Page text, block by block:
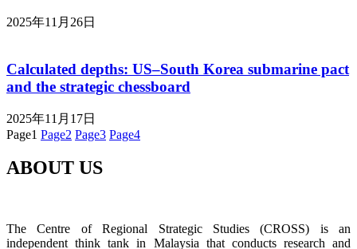
2025年11月26日
Calculated depths: US–South Korea submarine pact
and the strategic chessboard
2025年11月17日
Page1 Page2 Page3 Page4
ABOUT US
The Centre of Regional Strategic Studies (CROSS) is an
independent think tank in Malaysia that conducts research and